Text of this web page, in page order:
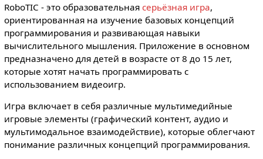
RoboTIC - это образовательная серьёзная игра,
ориентированная на изучение базовых концепций
программирования и развивающая навыки
вычислительного мышления. Приложение в основном
предназначено для детей в возрасте от 8 до 15 лет,
которые хотят начать программировать с
использованием видеоигр.
Игра включает в себя различные мультимедийные
игровые элементы (графический контент, аудио и
мультимодальное взаимодействие), которые облегчают
понимание различных концепций программирования.